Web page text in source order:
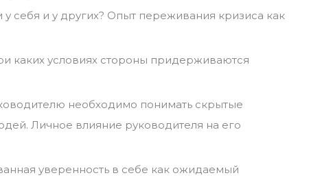
себя и у других? Опыт переживания кризиса как
каких условиях стороны придерживаются
необходимо понимать скрытые
Личное влияние руководителя на его
уверенность в себе как ожидаемый